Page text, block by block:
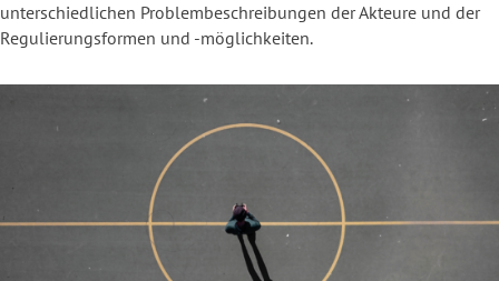
unterschiedlichen Problembeschreibungen der Akteure und der
Regulierungsformen und -möglichkeiten.